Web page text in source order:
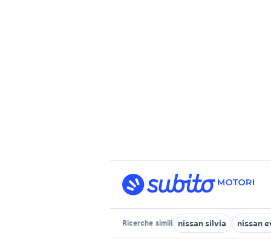
Ricerche simili nissan silvia nissan